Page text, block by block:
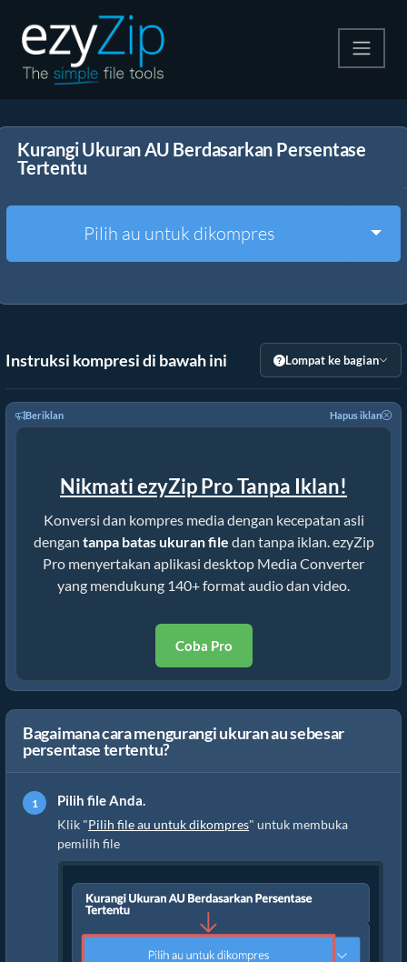
Ekstrak
Alat Lainnya
Kurangi Ukuran AU Berdasarkan Persentase
Tertentu
Pilih au untuk dikompres
Instruksi kompresi di bawah ini Lompat ke bagian
Beriklan Hapus iklan
Nikmati ezyZip Pro Tanpa Iklan!
Konversi dan kompres media dengan kecepatan asli
dengan tanpa batas ukuran file dan tanpa iklan. ezyZip
Pro menyertakan aplikasi desktop Media Converter
yang mendukung 140+ format audio dan video.
Coba Pro
Bagaimana cara mengurangi ukuran au sebesar
persentase tertentu?
Pilih file Anda.
Klik "Pilih file au untuk dikompres" untuk membuka
pemilih file